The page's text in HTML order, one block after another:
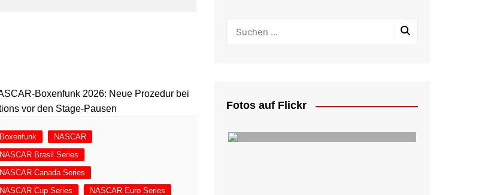
Boxenfunk
NASCAR
NASCAR Brasil Series
NASCAR Canada Series
NASCAR Cup Series
NASCAR Euro Series
Fotos auf Flickr